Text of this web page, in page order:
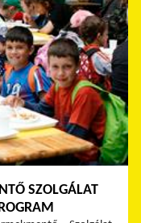
SZOLGÁLAT